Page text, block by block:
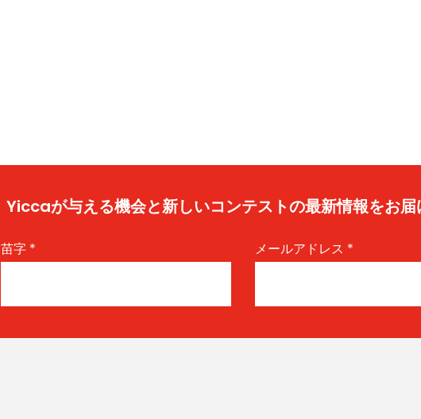
Yiccaが与える機会と新しいコンテストの最新情報をお届
苗字 * メールアドレス *